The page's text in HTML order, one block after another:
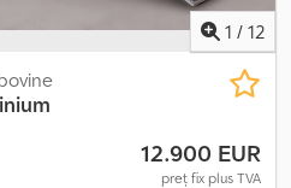
1 / 12
12.900 EUR
preț fix plus TVA